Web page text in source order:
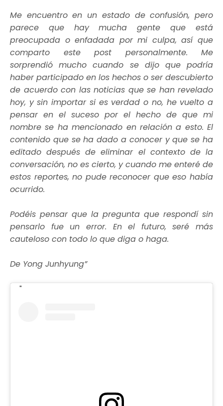
Me encuentro en un estado de confusión, pero
parece que hay mucha gente que está
preocupada o enfadada por mi culpa, así que
comparto este post personalmente. Me
sorprendió mucho cuando se dijo que podría
haber participado en los hechos o ser descubierto
de acuerdo con las noticias que se han revelado
hoy, y sin importar si es verdad o no, he vuelto a
pensar en el suceso por el hecho de que mi
nombre se ha mencionado en relación a esto. El
contenido que se ha dado a conocer y que se ha
editado después de eliminar el contexto de la
conversación, no es cierto, y cuando me enteré de
estos reportes, no pude reconocer que eso había
ocurrido.
Podéis pensar que la pregunta que respondí sin
pensarlo fue un error. En el futuro, seré más
cauteloso con todo lo que diga o haga.
De Yong Junhyung”